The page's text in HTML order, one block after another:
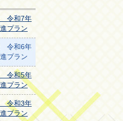
令和7年
プラン
令和6年
プラン
令和5年
プラン
令和3年
プラン